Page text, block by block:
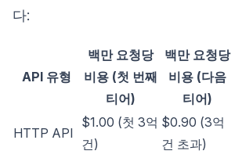
다:
API 유형
백만 요청당
비용 (첫 번째
티어)
백만 요청당
비용 (다음
티어)
HTTP API
$1.00 (첫 3억
건)
$0.90 (3억
건 초과)